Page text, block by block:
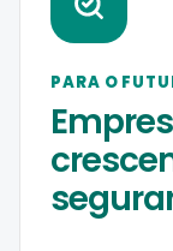
PARA O